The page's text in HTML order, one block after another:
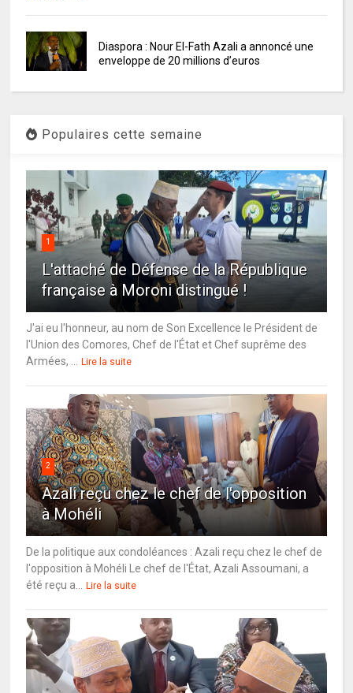
Diaspora : Nour El-Fath Azali a annoncé une
enveloppe de 20 millions d’euros
Populaires cette semaine
1
L'attaché de Défense de la République
française à Moroni distingué !
J'ai eu l'honneur, au nom de Son Excellence le Président de
l'Union des Comores, Chef de l'État et Chef suprême des
Armées, ...
Lire la suite
2
Azali reçu chez le chef de l'opposition
à Mohéli
De la politique aux condoléances : Azali reçu chez le chef de
l'opposition à Mohéli Le chef de l'État, Azali Assoumani, a
été reçu a...
Lire la suite